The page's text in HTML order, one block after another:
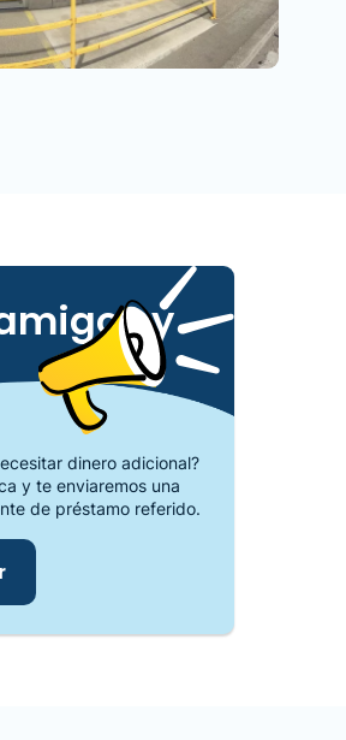
y
dinero adicional?
y te enviaremos una
de préstamo referido.